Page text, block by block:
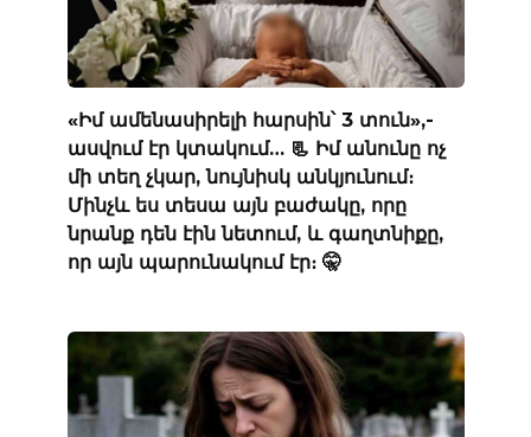
«Իմ ամենասիրելի հարսին՝ 3 տուն»,-
ասվում էր կտակում… 📃 Իմ անունը ոչ
մի տեղ չկար, նույնիսկ անկյունում։
Մինչև ես տեսա այն բաժակը, որը
նրանք դեն էին նետում, և գաղտնիքը,
որ այն պարունակում էր։ 🤫